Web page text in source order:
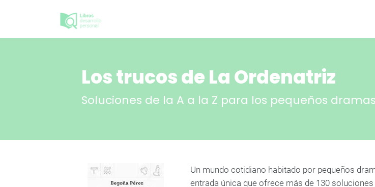
Los trucos de La Ordenatriz
Soluciones de la A a la Z para los pequeños
Un mundo cotidiano habitado por pequeños
entrada única que ofrece más de 130